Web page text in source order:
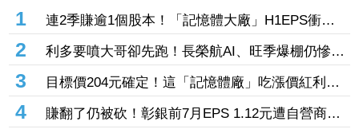
1
連2季賺逾1個股本！「記憶體大廠」H1EPS衝
20.87元 股價卻殺至跌停鎖死
2
利多要噴大哥卻先跑！長榮航AI、旺季爆棚仍慘冠
賣超王 「這檔鋼鐵」７月營收年增46%也不被買
單
3
目標價204元確定！這「記憶體廠」吃漲價紅利、
Q2毛利率衝70% 全年營運看旺
4
賺翻了仍被砍！彰銀前7月EPS 1.12元遭自營商照